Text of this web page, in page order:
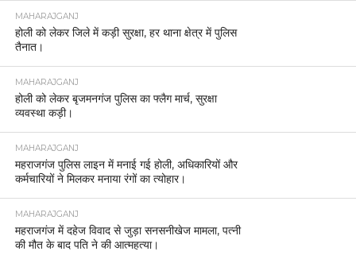
MAHARAJGANJ
होली को लेकर जिले में कड़ी सुरक्षा, हर थाना क्षेत्र में पुलिस
तैनात।
MAHARAJGANJ
होली को लेकर बृजमनगंज पुलिस का फ्लैग मार्च, सुरक्षा
व्यवस्था कड़ी।
MAHARAJGANJ
महराजगंज पुलिस लाइन में मनाई गई होली, अधिकारियों और
कर्मचारियों ने मिलकर मनाया रंगों का त्योहार।
MAHARAJGANJ
महराजगंज में दहेज विवाद से जुड़ा सनसनीखेज मामला, पत्नी
की मौत के बाद पति ने की आत्महत्या।